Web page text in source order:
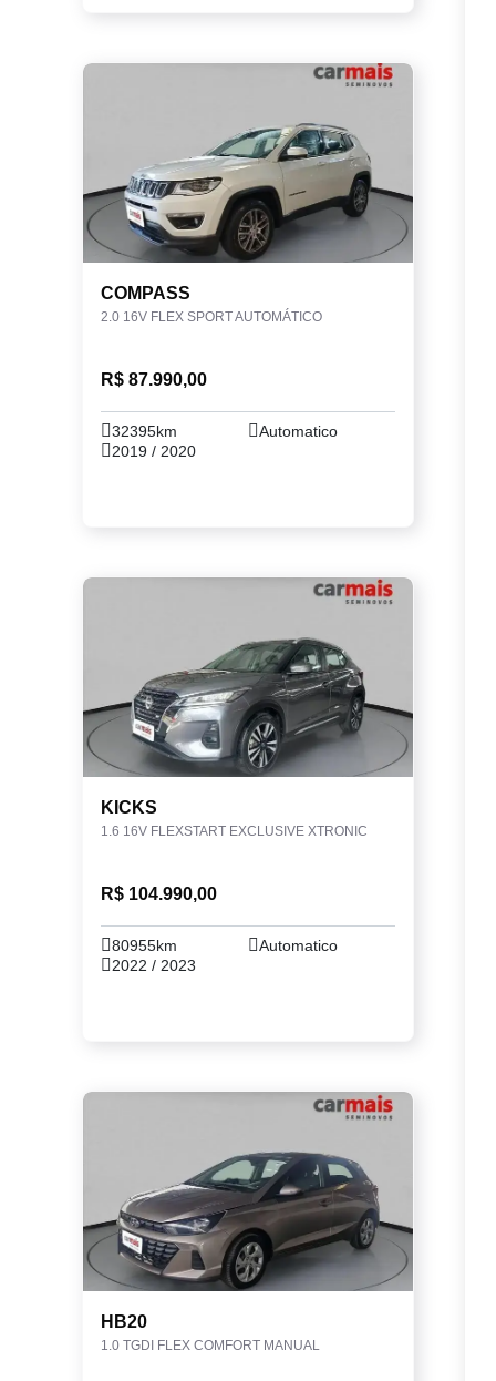
COMPASS
2.0 16V FLEX SPORT AUTOMÁTICO
R$ 87.990,00
32395km
Automatico
2019 / 2020
KICKS
1.6 16V FLEXSTART EXCLUSIVE XTRONIC
R$ 104.990,00
80955km
Automatico
2022 / 2023
HB20
1.0 TGDI FLEX COMFORT MANUAL